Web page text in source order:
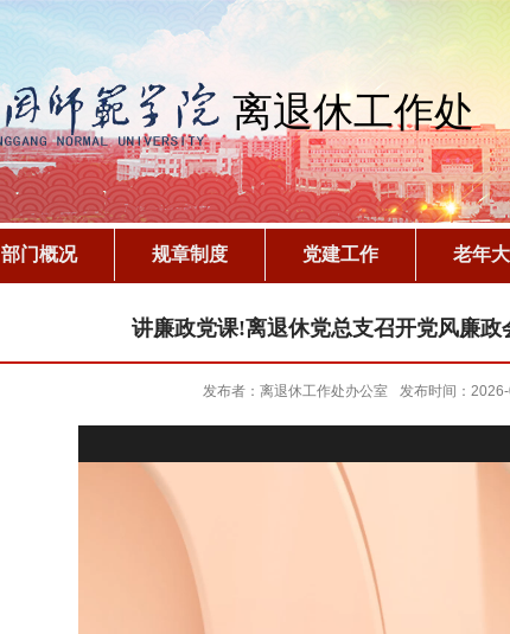
离退休工作处
部门概况 规章制度 党建工作 老年
讲廉政党课!离退休党总支召开党风廉
发布者：离退休工作处办公室 发布时间：